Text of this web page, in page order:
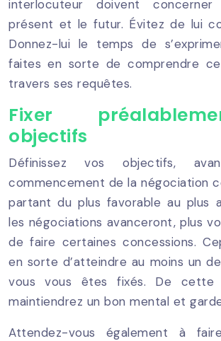
interlocuteur doivent
présent et le futur. Évitez de lui
Donnez-lui le temps de
faites en sorte de comprendre
travers ses requêtes.
Fixer
objectifs
Définissez vos objectifs,
commencement de la négociation
partant du plus favorable au plus
les négociations avanceront, plus
de faire certaines concessions.
en sorte d’atteindre au moins un
vous vous êtes fixés. De cette
maintiendrez un bon mental et
Attendez-vous également à